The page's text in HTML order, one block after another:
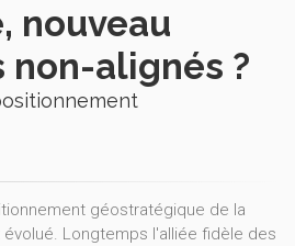
nouveau
non-alignés ?
géostratégique de la
Longtemps l'alliée fidèle des